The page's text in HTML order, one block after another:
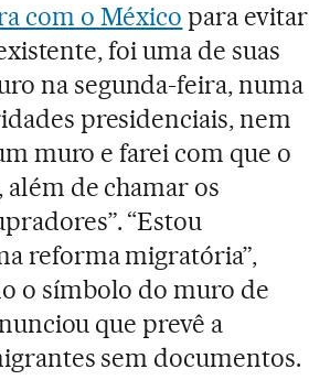
com o México para evitar
foi uma de suas
na segunda-feira, numa
presidenciais, nem
muro e farei com que o
além de chamar os
“Estou
reforma migratória”,
o símbolo do muro de
que prevê a
sem documentos.